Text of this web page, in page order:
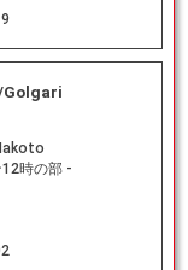
/Golgari
時の部 -